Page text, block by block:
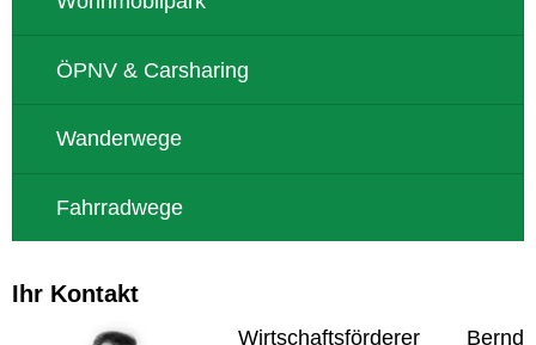
ÖPNV & Carsharing
Wanderwege
Fahrradwege
Ihr Kontakt
Wirtschaftsförderer Bernd